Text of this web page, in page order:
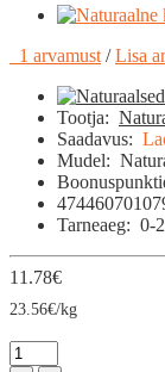
1 arvamust / Lisa
Tootja:
Saadavus:
Mudel:
Tarneaeg: 0-
11.78€
23.56€/kg